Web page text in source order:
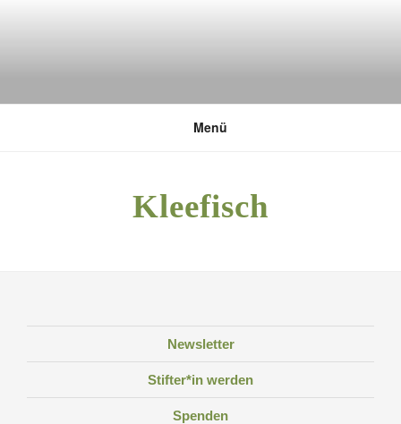
DEUTSCHE UMWELTSTIFTUNG
Menü
Kleefisch
Newsletter
Stifter*in werden
Spenden